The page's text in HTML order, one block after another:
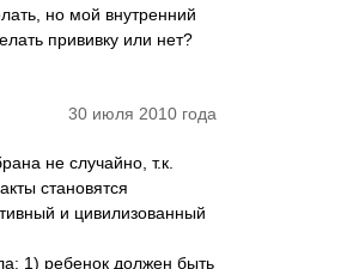
но мой внутренний
прививку или нет?
30 июля 2010 года
не случайно, т.к.
становятся
и цивилизованный
1) ребенок должен быть